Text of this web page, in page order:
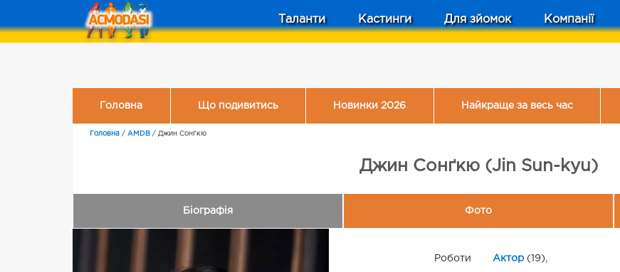
Таланти Кастинги Для зйомок Компанії
Головна Що подивитись Новинки 2026 Найкраще за весь час
Головна / AMDB / Джин Сонґкю
Джин Сонґкю (Jin Sun-kyu)
Біографія Фото
Роботи Актор(19),